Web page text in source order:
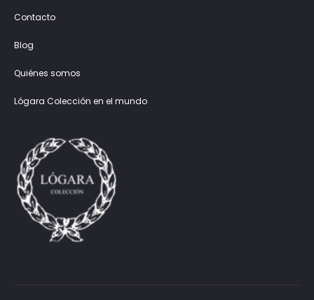
Contacto
Blog
Quiénes somos
Lógara Colección en el mundo